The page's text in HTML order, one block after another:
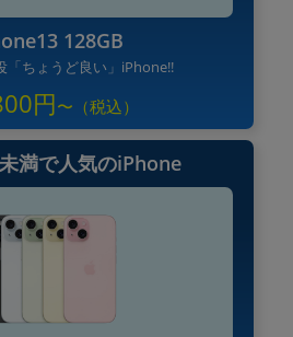
128GB
「ちょうど良い」iPhone!!
円
満で人気のiPhone